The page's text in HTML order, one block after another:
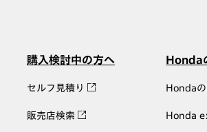
購入検討中の方へ
セルフ見積り
販売店検索
Honda
Honda
Honda